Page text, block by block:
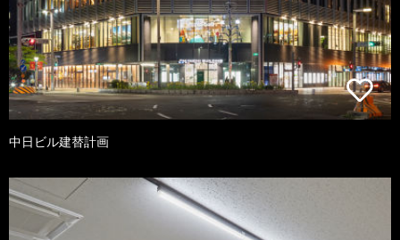
中日ビル建替計画